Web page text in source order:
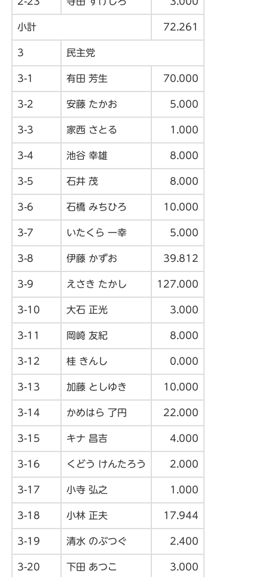
小計 72.261
3 民主党
3-1 有田 芳生 70.000
3-2 安藤 たかお 5.000
3-3 家西 さとる 1.000
3-4 池谷 幸雄 8.000
3-5 石井 茂 8.000
3-6 石橋 みちひろ 10.000
3-7 いたくら 一幸 5.000
3-8 伊藤 かずお 39.812
3-9 えさき たかし 127.000
3-10 大石 正光 3.000
3-11 岡崎 友紀 8.000
3-12 桂 きんし 0.000
3-13 加藤 としゆき 10.000
3-14 かめはら 了円 22.000
3-15 キナ 昌吉 4.000
3-16 くどう けんたろう 2.000
3-17 小寺 弘之 1.000
3-18 小林 正夫 17.944
3-19 清水 のぶつぐ 2.400
3-20 下田 あつこ 3.000